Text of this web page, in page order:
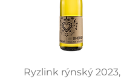
Ryzlink rýnský 2023,